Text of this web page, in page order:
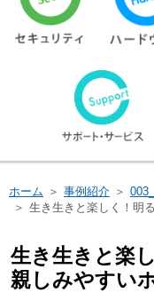
広報物
お問い合わせ
遠隔サポートサービス
ホーム ＞ 事例紹介 ＞
＞ 生き生きと楽しく！明
生き生きと楽
親しみやすい